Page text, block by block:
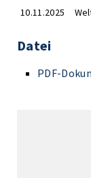
10.11.2025
Datei
PDF-